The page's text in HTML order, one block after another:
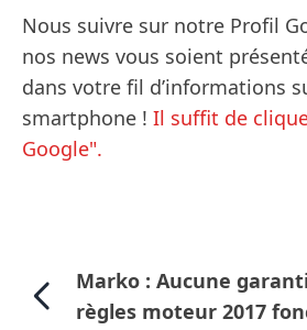
Nous suivre sur notre Profil
nos news vous soient
dans votre fil d’informations
smartphone ! Il suffit de
Google".
Marko : Aucune
règles moteur 2017